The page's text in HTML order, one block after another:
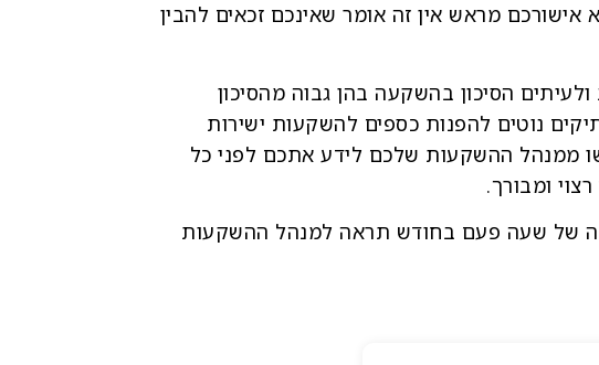
מראש אין זה אומר שאינכם זכאים להבין
הסיכון בהשקעה בהן גבוה מהסיכון
נוטים להפנות כספים להשקעות ישירות
ממנהל ההשקעות שלכם לידע אתכם לפני כל
ומבורך.
של שעה פעם בחודש תראה למנהל ההשקעות